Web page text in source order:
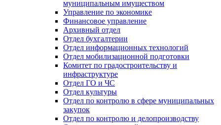
муниципальным имуществом
Управление по экономике
Финансовое управление
Архивный отдел
Отдел бухгалтерии
Отдел информационных технологий
Отдел мобилизационной подготовки
Комитет по градостроительству и
инфраструктуре
Отдел ГО и ЧС
Отдел культуры
Отдел по контролю в сфере муниципальных
закупок
Отдел по контролю и делопроизводству